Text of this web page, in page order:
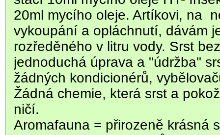
20ml mycího oleje. Artíkovi, na
vykoupání a opláchnutí, dávám
rozředěného v litru vody. Srst
jednoduchá úprava a "údržba"
žádných kondicionérů,
Žádná chemie, která srst a
ničí.
Aromafauna = přirozeně krásná